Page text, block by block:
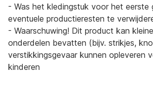
- Was het kledingstuk voor het eerste
eventuele productieresten te
- Waarschuwing! Dit product kan
onderdelen bevatten (bijv. strikjes,
verstikkingsgevaar kunnen opleveren
kinderen